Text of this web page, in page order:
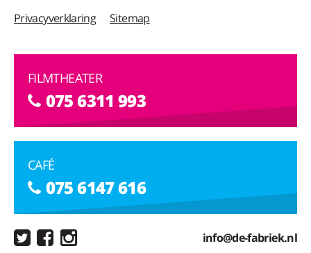
Privacyverklaring Sitemap
FILMTHEATER
075 6311 993
CAFÉ
075 6147 616
info@de-fabriek.nl